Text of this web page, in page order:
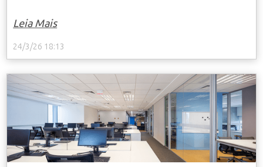
Leia Mais
24/3/26 18:13